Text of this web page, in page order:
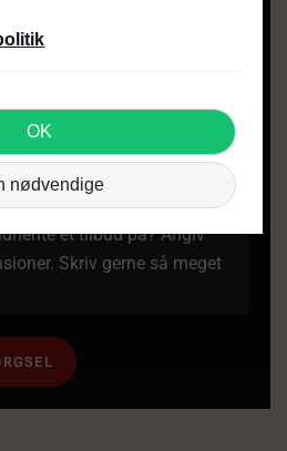
på billeder må ikke
OK
nødvendige